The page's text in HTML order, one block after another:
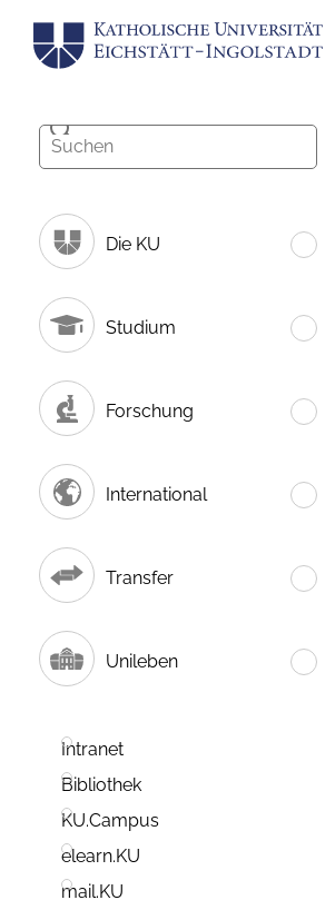
Die KU
Studium
Forschung
International
Transfer
Unileben
Intranet
Bibliothek
KU.Campus
elearn.KU
mail.KU